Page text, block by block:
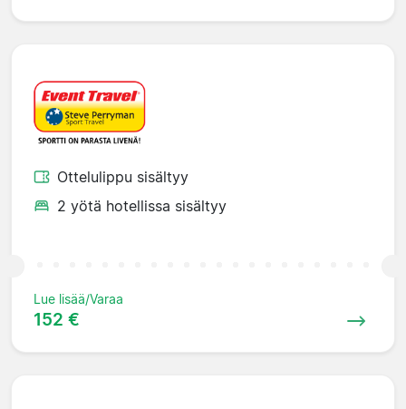
Ottelulippu sisältyy
2 yötä hotellissa sisältyy
Lue lisää/Varaa
152 €